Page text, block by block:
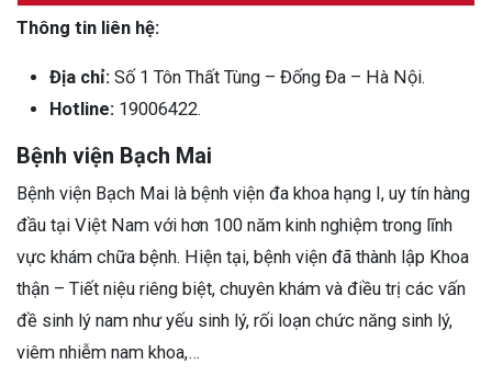
Thông tin liên hệ:
Địa chỉ: Số 1 Tôn Thất Tùng – Đống Đa – Hà Nội.
Hotline: 19006422.
Bệnh viện Bạch Mai
Bệnh viện Bạch Mai là bệnh viện đa khoa hạng I, uy tín hàng
đầu tại Việt Nam với hơn 100 năm kinh nghiệm trong lĩnh
vực khám chữa bệnh. Hiện tại, bệnh viện đã thành lập Khoa
thận – Tiết niệu riêng biệt, chuyên khám và điều trị các vấn
đề sinh lý nam như yếu sinh lý, rối loạn chức năng sinh lý,
viêm nhiễm nam khoa,…